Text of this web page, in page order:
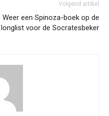
Volgend artikel
Weer een Spinoza-boek op de
longlist voor de Socratesbeker